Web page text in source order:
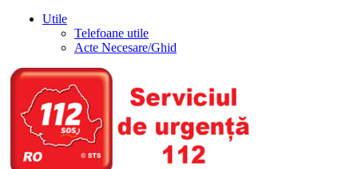
Utile
Telefoane utile
Acte Necesare/Ghid